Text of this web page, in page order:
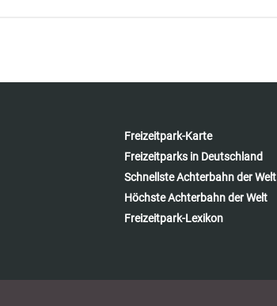
Freizeitpark-Karte
Freizeitparks in Deutschland
Schnellste Achterbahn der Welt
Höchste Achterbahn der Welt
Freizeitpark-Lexikon